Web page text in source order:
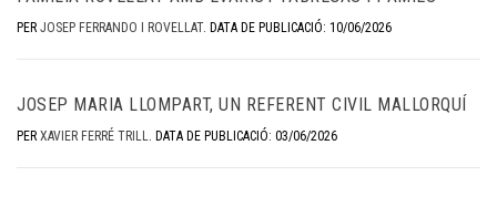
PER JOSEP FERRANDO I ROVELLAT. DATA DE PUBLICACIÓ: 10/06/2026
JOSEP MARIA LLOMPART, UN REFERENT CIVIL MALLORQUÍ
PER XAVIER FERRÉ TRILL. DATA DE PUBLICACIÓ: 03/06/2026